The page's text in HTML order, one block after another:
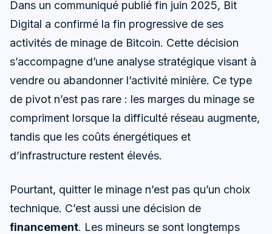
Dans un communiqué publié fin juin 2025, Bit
Digital a confirmé la fin progressive de ses
activités de minage de Bitcoin. Cette décision
s’accompagne d’une analyse stratégique visant à
vendre ou abandonner l’activité minière. Ce type
de pivot n’est pas rare : les marges du minage se
compriment lorsque la difficulté réseau augmente,
tandis que les coûts énergétiques et
d’infrastructure restent élevés.
Pourtant, quitter le minage n’est pas qu’un choix
technique. C’est aussi une décision de
financement. Les mineurs se sont longtemps